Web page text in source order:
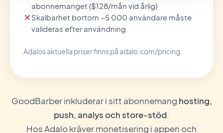
abonnemanget ($128/mån vid årlig)
Skalbarhet bortom ~5 000 användare måste
valideras efter användning
Adalos aktuella priser finns på adalo.com/pricing.
GoodBarber inkluderar i sitt abonnemang hosting,
push, analys och store-stöd.
Hos Adalo kräver monetisering i appen och